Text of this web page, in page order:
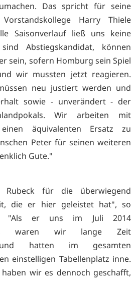
Das spricht für seine
Harry Thiele
Saisonverlauf ließ uns keine
Abstiegskandidat, können
sein, sofern Homburg sein Spiel
wir mussten jetzt reagieren.
neu justiert werden und
sowie - unverändert - der
Wir arbeiten mit
äquivalenten Ersatz zu
Peter für seinen weiteren
Gute."
für die überwiegend
die er hier geleistet hat", so
"Als er uns im Juli 2014
waren wir lange Zeit
und hatten im gesamten
einstelligen Tabellenplatz inne.
wir es dennoch geschafft,